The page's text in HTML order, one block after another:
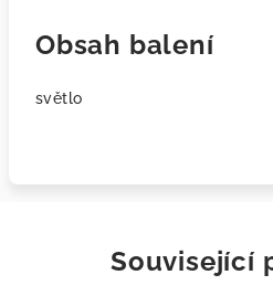
Obsah balení
světlo
Související